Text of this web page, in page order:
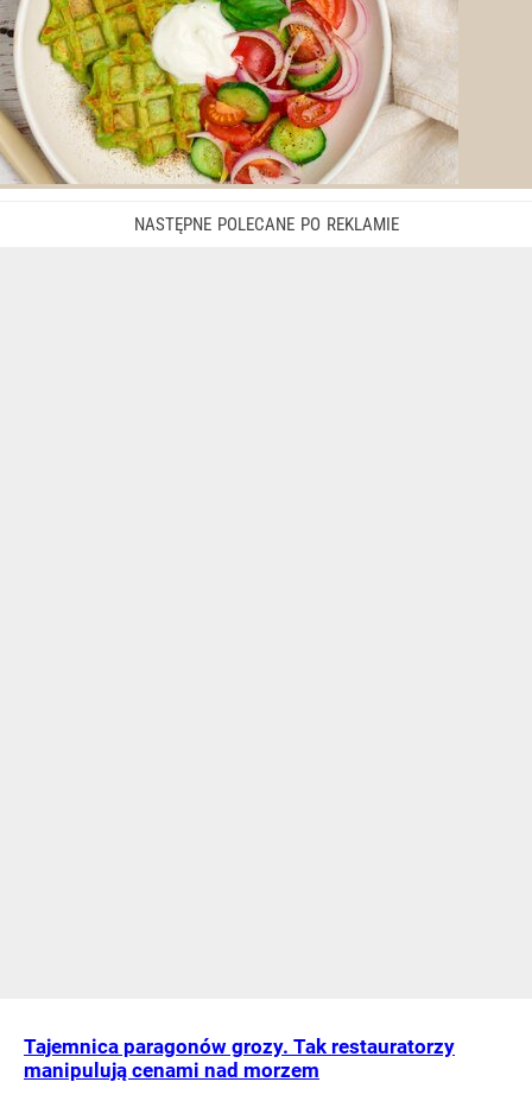
Tajemnica paragonów grozy. Tak restauratorzy
manipulują cenami nad morzem